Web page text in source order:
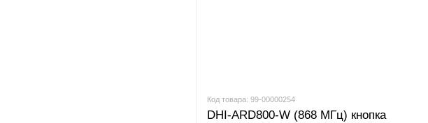
Код товара: 99-00000254
DHI-ARD800-W (868 МГц) кнопка